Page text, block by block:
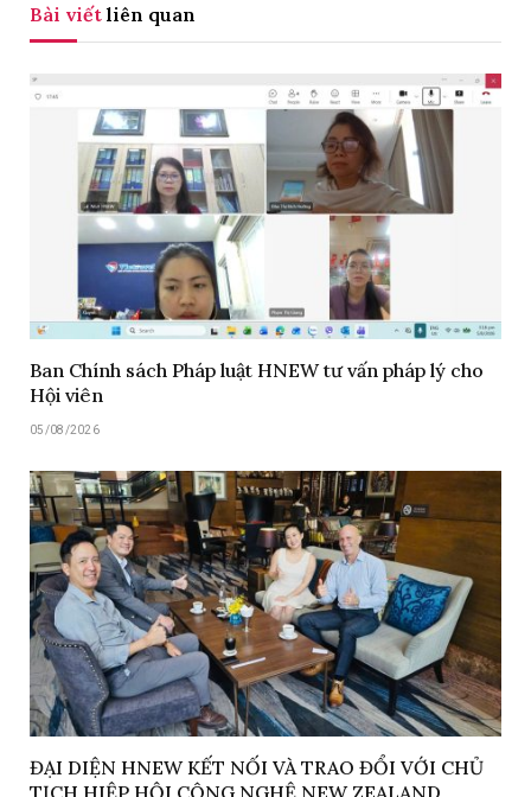
Bài viết liên quan
Ban Chính sách Pháp luật HNEW tư vấn pháp lý cho
Hội viên
05/08/2026
ĐẠI DIỆN HNEW KẾT NỐI VÀ TRAO ĐỔI VỚI CHỦ
TỊCH HIỆP HỘI CÔNG NGHỆ NEW ZEALAND